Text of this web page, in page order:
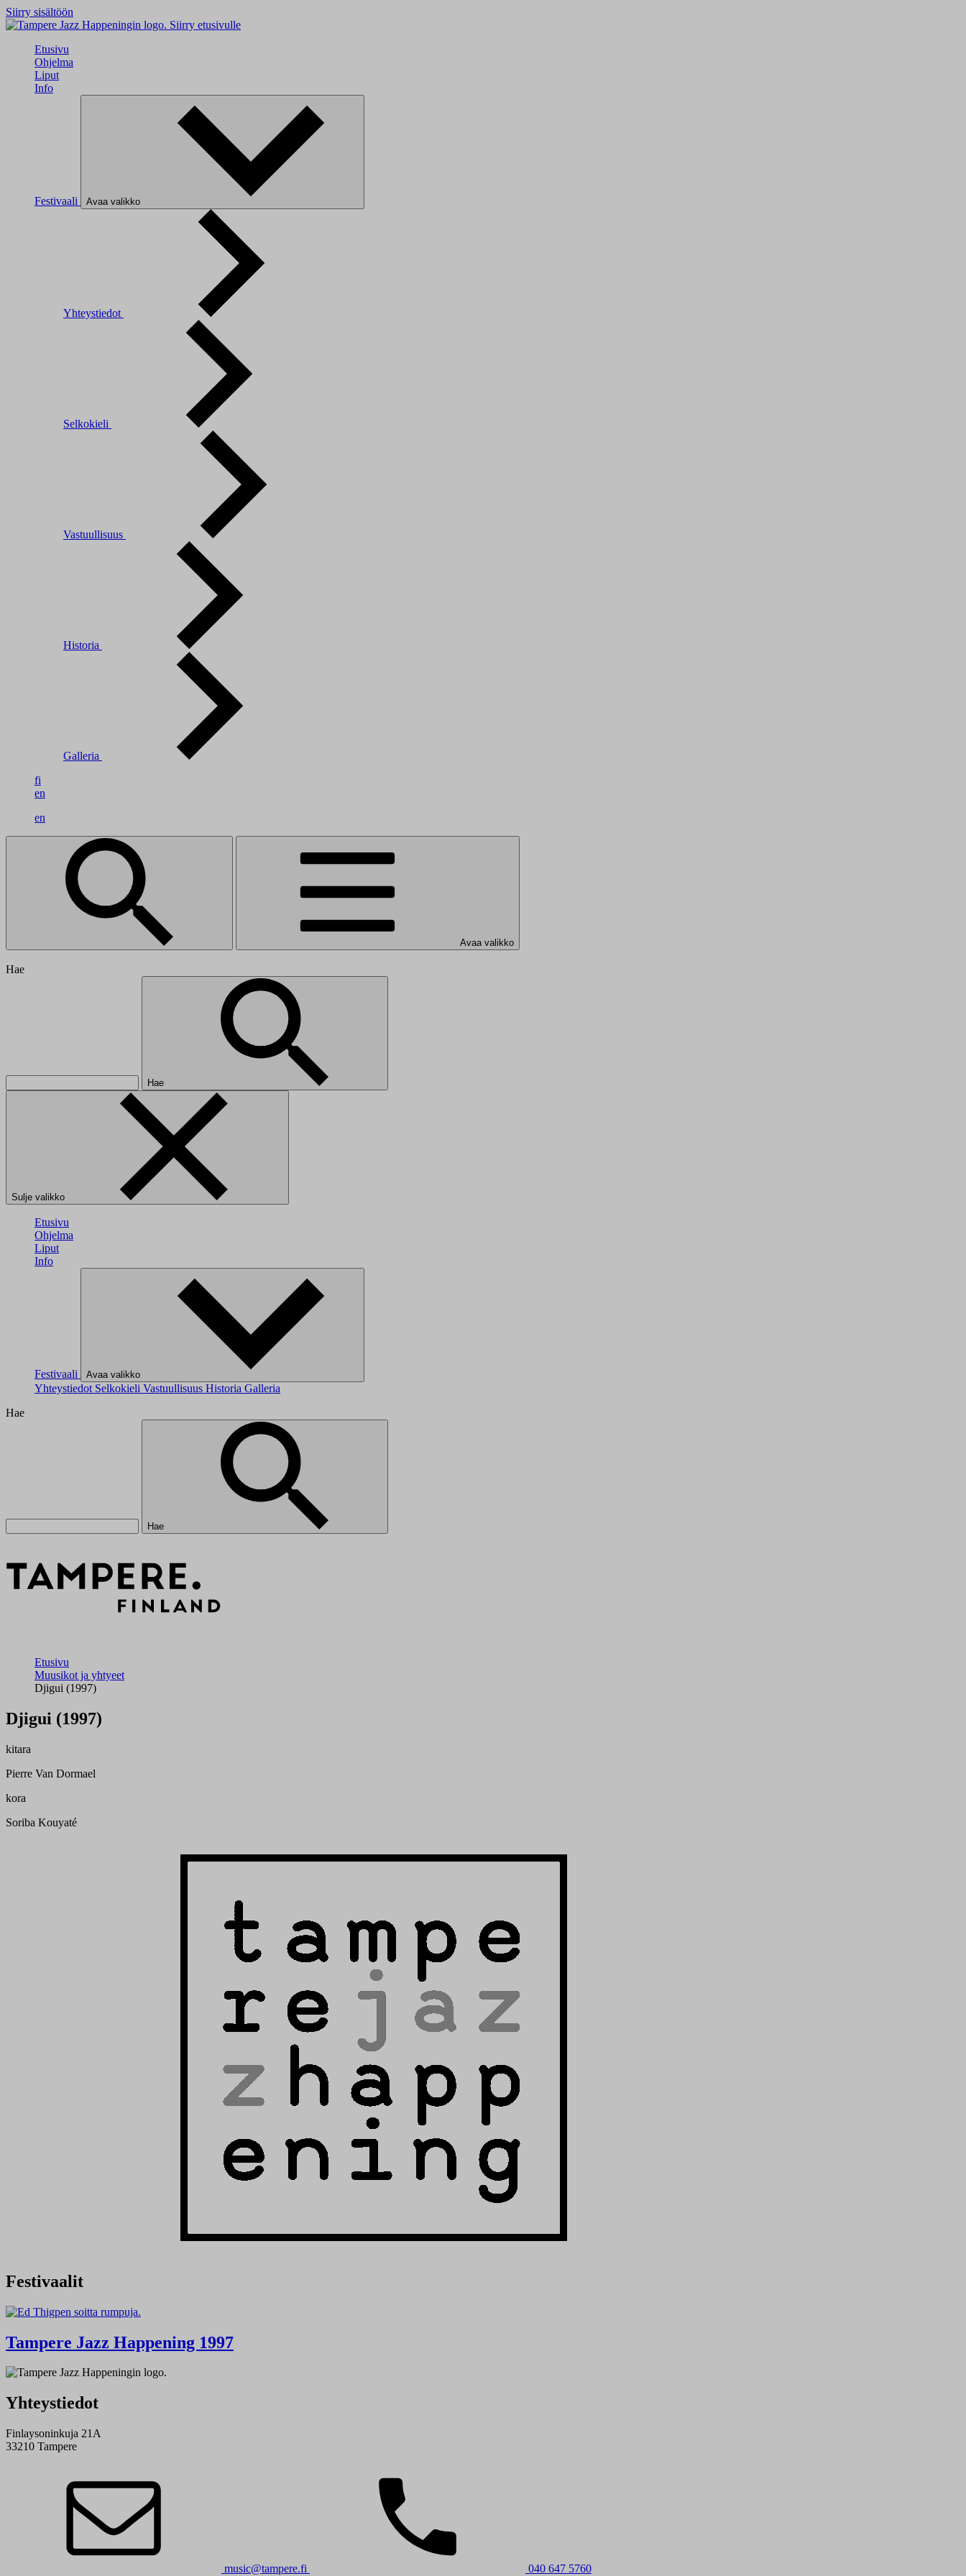
Siirry sisältöön
Siirry etusivulle
Etusivu
Ohjelma
Liput
Info
Festivaali Avaa valikko
Yhteystiedot
Selkokieli
Vastuullisuus
Historia
Galleria
fi
en
en
Avaa valikko
Hae
Hae
Sulje valikko
Etusivu
Ohjelma
Liput
Info
Festivaali Avaa valikko
Yhteystiedot Selkokieli Vastuullisuus Historia Galleria
Hae
Hae
Etusivu
Muusikot ja yhtyeet
Djigui (1997)
Djigui (1997)
kitara
Pierre Van Dormael
kora
Soriba Kouyaté
Festivaalit
Tampere Jazz Happening 1997
Yhteystiedot
Finlaysoninkuja 21A
33210 Tampere
music@tampere.fi 040 647 5760